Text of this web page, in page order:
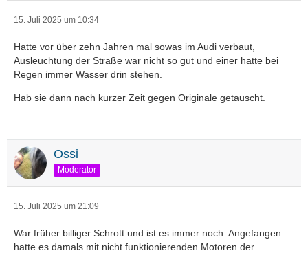
15. Juli 2025 um 10:34
Hatte vor über zehn Jahren mal sowas im Audi verbaut,
Ausleuchtung der Straße war nicht so gut und einer hatte bei
Regen immer Wasser drin stehen.
Hab sie dann nach kurzer Zeit gegen Originale getauscht.
Ossi
Moderator
15. Juli 2025 um 21:09
War früher billiger Schrott und ist es immer noch. Angefangen
hatte es damals mit nicht funktionierenden Motoren der